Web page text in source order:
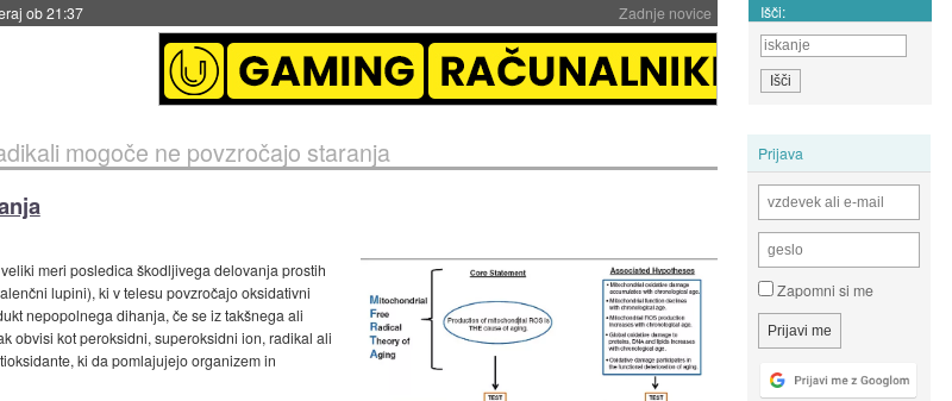
Zadnje novice
ob 21:37 Išči:
Prijava
Zapomni si me
mogoče ne povzročajo staranja
meri posledica škodljivega delovanja prostih
lupini), ki v telesu povzročajo oksidativni
nepopolnega dihanja, če se iz takšnega ali
obvisi kot peroksidni, superoksidni ion, radikal ali
ki da pomlajujejo organizem in